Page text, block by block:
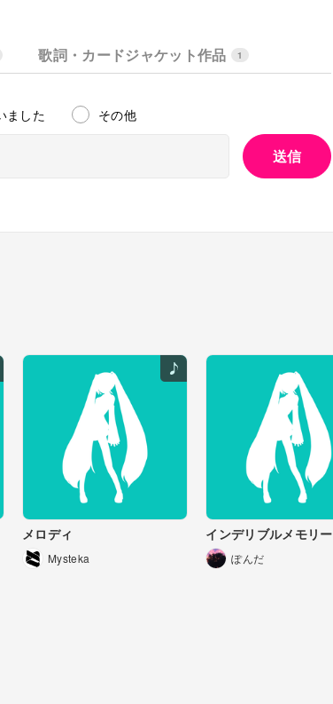
歌詞・カードジャケット作品 1
ました その他
送信
メロディ
Mysteka
インデリブルメモリー
ぽんだ